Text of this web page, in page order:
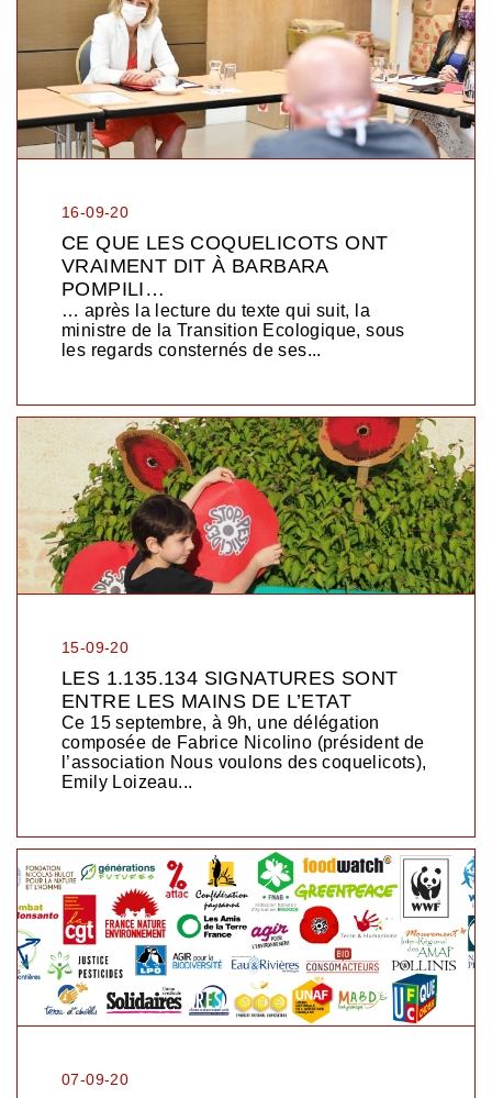
16-09-20
CE QUE LES COQUELICOTS ONT
VRAIMENT DIT À BARBARA
POMPILI…
… après la lecture du texte qui suit, la
ministre de la Transition Ecologique, sous
les regards consternés de ses...
15-09-20
LES 1.135.134 SIGNATURES SONT
ENTRE LES MAINS DE L’ETAT
Ce 15 septembre, à 9h, une délégation
composée de Fabrice Nicolino (président de
l’association Nous voulons des coquelicots),
Emily Loizeau...
07-09-20